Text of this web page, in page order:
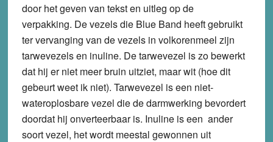
door het geven van tekst en uitleg op de
verpakking. De vezels die Blue Band heeft gebruikt
ter vervanging van de vezels in volkorenmeel zijn
tarwevezels en inuline. De tarwevezel is zo bewerkt
dat hij er niet meer bruin uitziet, maar wit (hoe dit
gebeurt weet ik niet). Tarwevezel is een niet-
wateroplosbare vezel die de darmwerking bevordert
doordat hij onverteerbaar is. Inuline is een ander
soort vezel, het wordt meestal gewonnen uit